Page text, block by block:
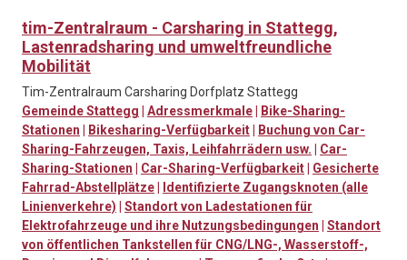
tim-Zentralraum - Carsharing in Stattegg,
Lastenradsharing und umweltfreundliche
Mobilität
Tim-Zentralraum Carsharing Dorfplatz Stattegg
Gemeinde Stattegg
Adressmerkmale
Bike-Sharing-
Stationen
Bikesharing-Verfügbarkeit
Buchung von Car-
Sharing-Fahrzeugen, Taxis, Leihfahrrädern usw.
Car-
Sharing-Stationen
Car-Sharing-Verfügbarkeit
Gesicherte
Fahrrad-Abstellplätze
Identifizierte Zugangsknoten (alle
Linienverkehre)
Standort von Ladestationen für
Elektrofahrzeuge und ihre Nutzungsbedingungen
Standort
von öffentlichen Tankstellen für CNG/LNG-, Wasserstoff-,